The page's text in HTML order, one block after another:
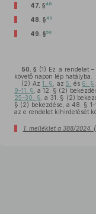
47. §48
48. §49
49. §50
50. § (1) Ez a rendelet –
követő napon lép hatályba.
(2) Az1. § , az5. és 6. §
9–11. § , a 12. § (2)
25–30. § , a 31. § (2)
§ (2) bekezdése, a 48. §
az e rendelet kihirdetését
1. melléklet a 388/2024.